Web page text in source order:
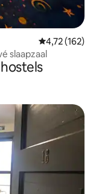
Gemiddelde
4,72 (162)
slaapzaal